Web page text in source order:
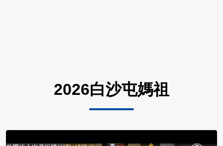
2026白沙屯媽祖